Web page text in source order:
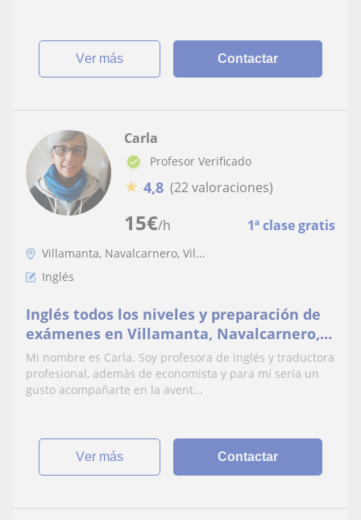
ver más Contactar
15€/h 1ª clase gratis
Carla
Profesor Verificado
★ 4,8 (22 valoraciones)
Villamanta, Navalcarnero, Vil...
Inglés
Inglés todos los niveles y preparación de
exámenes en Villamanta, Navalcarnero,
Aldea del Fresno, Sevilla la Nueva y
alrededores
Mi nombre es Carla. Soy profesora de inglés y traductora
profesional, además de economista y para mí sería un
gusto acompañarte en la avent...
ver más Contactar